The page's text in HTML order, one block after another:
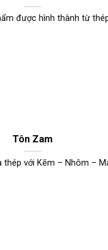
được hình thành từ
Tôn Zam
thép với Kẽm – Nhôm –